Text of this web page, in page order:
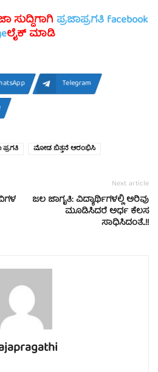
ಸುದ್ದಿಗಾಗಿ ಪ್ರಜಾಪ್ರಗತಿ facebook
ಲೈಕ್ ಮಾಡಿ
Telegram
ಪ್ರಗತಿ ಮೋಡ ಬಿತ್ತನೆ ಆರಂಭಿಸಿ
Next article
ಜಲ ಜಾಗೃತಿ: ವಿದ್ಯಾರ್ಥಿಗಳಲ್ಲಿ ಅರಿವು
ಮೂಡಿಸಿದರೆ ಅರ್ಧ ಕೆಲಸ
ಸಾಧಿಸಿದಂತೆ..!!